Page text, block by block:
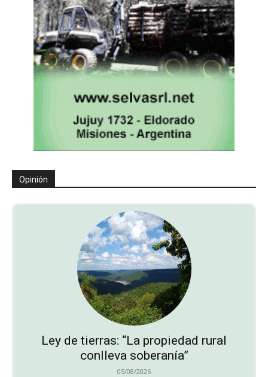
Opinión
Ley de tierras: “La propiedad rural
conlleva soberanía”
05/08/2026